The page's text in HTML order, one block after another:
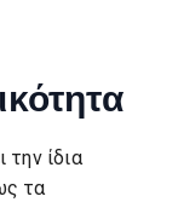
ίδια
τα